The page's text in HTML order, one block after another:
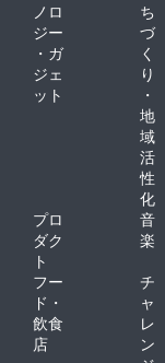
ノロ
ジー
・ガ
ジェ
ット
ち
づ
く
り
・
地
域
活
性
化
プロ
ダク
ト
音
楽
フー
ド・
飲食
店
チ
ャ
レ
ン